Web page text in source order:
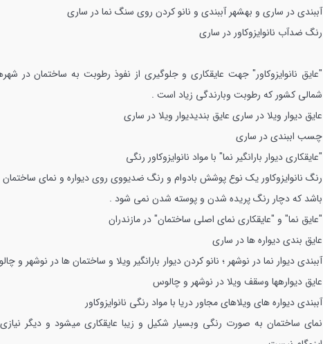
آببندی در ساری و بهشهر آببندی و نانو کردن روی سنگ نما در ساری
رنگ ضدآب نانوایزوکاور در ساری
"عایق نانوایزوکاور" جهت عایقکاری و جلوگیری از نفوذ رطوبت به ساختمان در
شمالی کشور که رطوبت وبارندگی زیاد است .
عایق دیوار ویلا در ساری عایق بندیدیوار ویلا در ساری
چسب اببندی در ساری
"عایقکاری دیوار بارانگیر نما" با مواد نانوایزوکاور رنگی
رنگ نانوایزوکاور یک نوع پوشش بادوام و رنگ ضدیووی روی دیواره و نمای
باشد که دچار رنگ پریده شدن و پوسته شدن نمی شود .
"عایق نما" و "عایقکاری نمای اصلی ساختمان" در مازندران
عایق بندی دیواره ها در ساری
آببندی دیوار نما در نوشهر ؛ نانو کردن دیوار بارانگیر ویلا و ساختمان ها در نوشهر و
عایق دیوارهها وسقف ویلا در نوشهر و چالوس
آببندی دیواره های ویلاهای مجاور دریا با مواد رنگی نانوایزوکاور
نمای ساختمان به صورت رنگی وبسیار شکیل و زیبا عایقکاری میشود و دیگر